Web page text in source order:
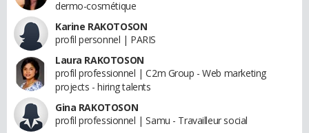
dermo-cosmétique
Karine RAKOTOSON
profil personnel | PARIS
Laura RAKOTOSON
profil professionnel | C2m Group - Web marketing
projects - hiring talents
Gina RAKOTOSON
profil professionnel | Samu - Travailleur social